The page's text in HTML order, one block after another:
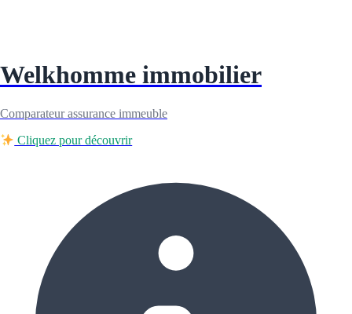
Welkhomme immobilier
Comparateur assurance immeuble
Cliquez pour découvrir